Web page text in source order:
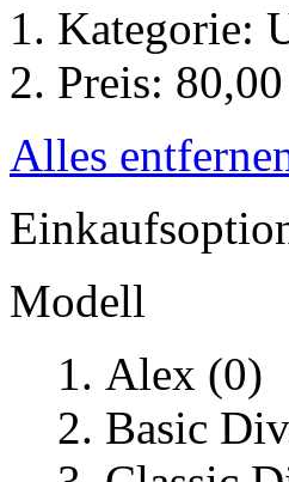
Kategorie:
Preis:
Alles
Modell
Alex (0)
Basic